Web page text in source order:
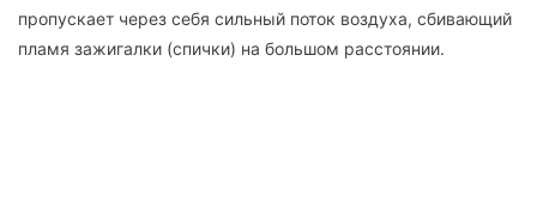
пропускает через себя сильный поток воздуха, сбивающий
пламя зажигалки (спички) на большом расстоянии.